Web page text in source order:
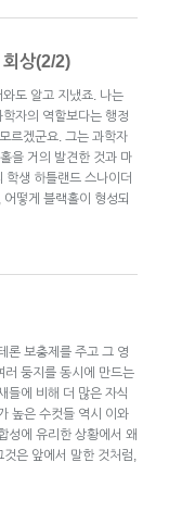
회상(2/2)
도 알고 지냈죠. 나는
자의 역할보다는 행정
르겠군요. 그는 과학자
을 거의 발견한 것과 마
생 하틀랜드 스나이더
떻게 블랙홀이 형성되
론 보충제를 주고 그 영
러 둥지를 동시에 만드는
들에 비해 더 많은 자식
높은 수컷들 역시 이와
성에 유리한 상황에서 왜
은 앞에서 말한 것처럼,